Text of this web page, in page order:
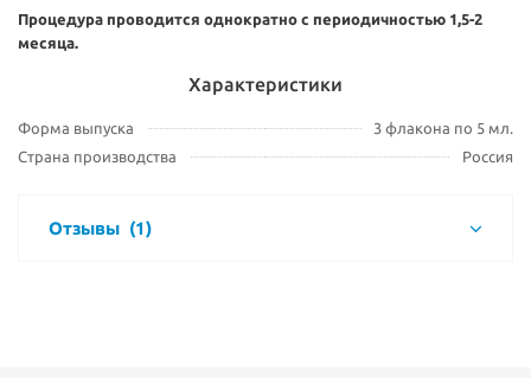
Процедура проводится однократно с периодичностью 1,5-2
месяца.
Характеристики
Форма выпуска
3 флакона по 5 мл.
Страна производства
Россия
Отзывы (1)